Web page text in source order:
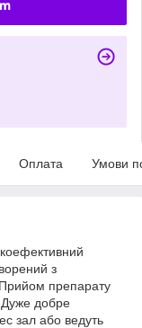
Оплата Умови
з
Прийом препарату
Дуже добре
зал або ведуть